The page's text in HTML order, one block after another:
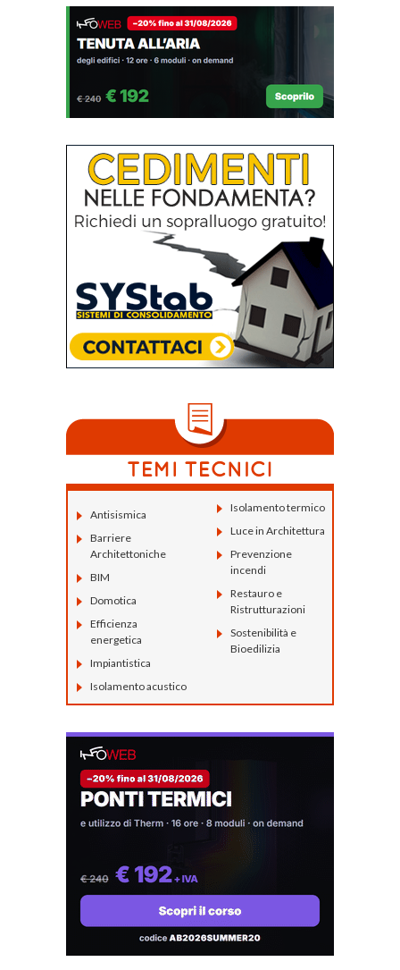
Antisismica
Barriere
Architettoniche
BIM
Domotica
Efficienza
energetica
Impiantistica
Isolamento acustico
Isolamento termico
Luce in Architettura
Prevenzione
incendi
Restauro e
Ristrutturazioni
Sostenibilità e
Bioedilizia